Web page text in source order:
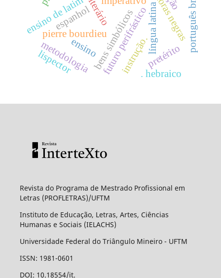
língua latina
bens simbólicos
pierre bourdieu
ensino de latim futuro perifrástico
instrução.
metodologia
ensino
espanhol
pretérito
lispector . hebraico
Revista do Programa de Mestrado Profissional em
Letras (PROFLETRAS)/UFTM
Instituto de Educação, Letras, Artes, Ciências
Humanas e Sociais (IELACHS)
Universidade Federal do Triângulo Mineiro - UFTM
ISSN: 1981-0601
DOI: 10.18554/it.